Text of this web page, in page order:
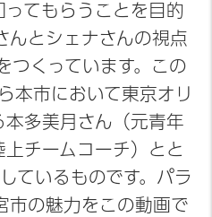
てもらうことを目的
んとシェナさんの視点
つくっています。この
本市において東京オリ
多美月さん（元青年
チームコーチ）とと
ているものです。パラ
市の魅力をこの動画で